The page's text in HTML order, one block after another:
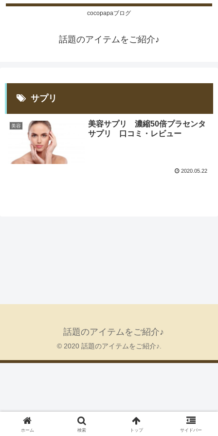
cocopapaブログ
話題のアイテムをご紹介♪
サプリ
美容
美容サプリ 濃縮50倍プラセンタ
サプリ 口コミ・レビュー
2020.05.22
話題のアイテムをご紹介♪
© 2020 話題のアイテムをご紹介♪.
ホーム 検索 トップ サイドバー